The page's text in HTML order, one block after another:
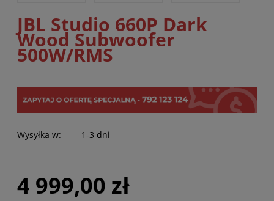
JBL Studio 660P Dark
Wood Subwoofer
500W/RMS
Wysyłka w: 1-3 dni
4 999,00 zł